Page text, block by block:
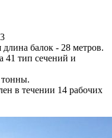
балок - 28 метров.
41 тип сечений и
в течении 14 рабочих